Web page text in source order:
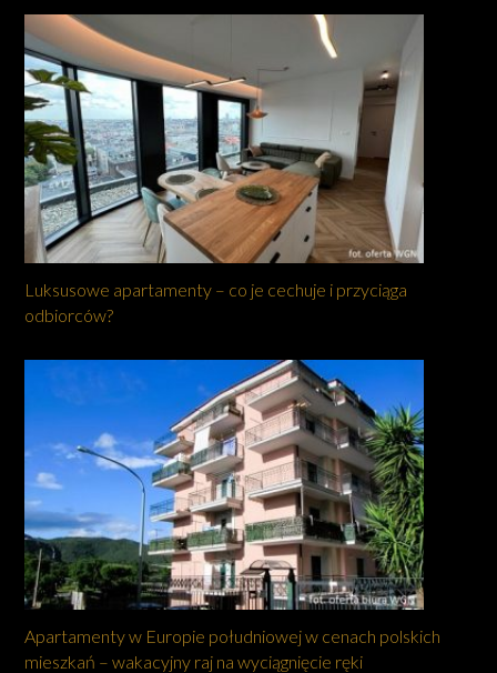
Luksusowe apartamenty – co je cechuje i przyciąga
odbiorców?
Apartamenty w Europie południowej w cenach polskich
mieszkań – wakacyjny raj na wyciągnięcie ręki